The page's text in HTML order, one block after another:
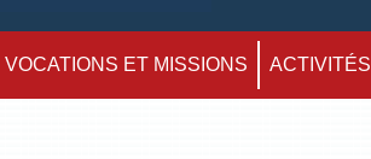
VOCATIONS ET MISSIONS ACTIVITÉS